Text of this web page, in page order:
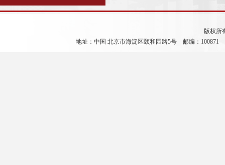
版权所
地址：中国 北京市海淀区颐和园路5号 邮编：100871